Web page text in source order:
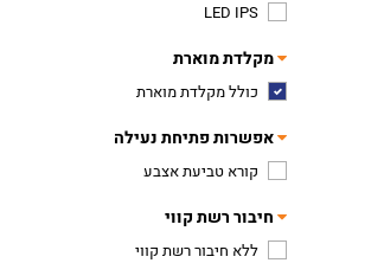
LED IPS
מקלדת מוארת
כולל מקלדת מוארת
אפשרות פתיחת נעילה
קורא טביעת אצבע
חיבור רשת קווי
ללא חיבור רשת קווי